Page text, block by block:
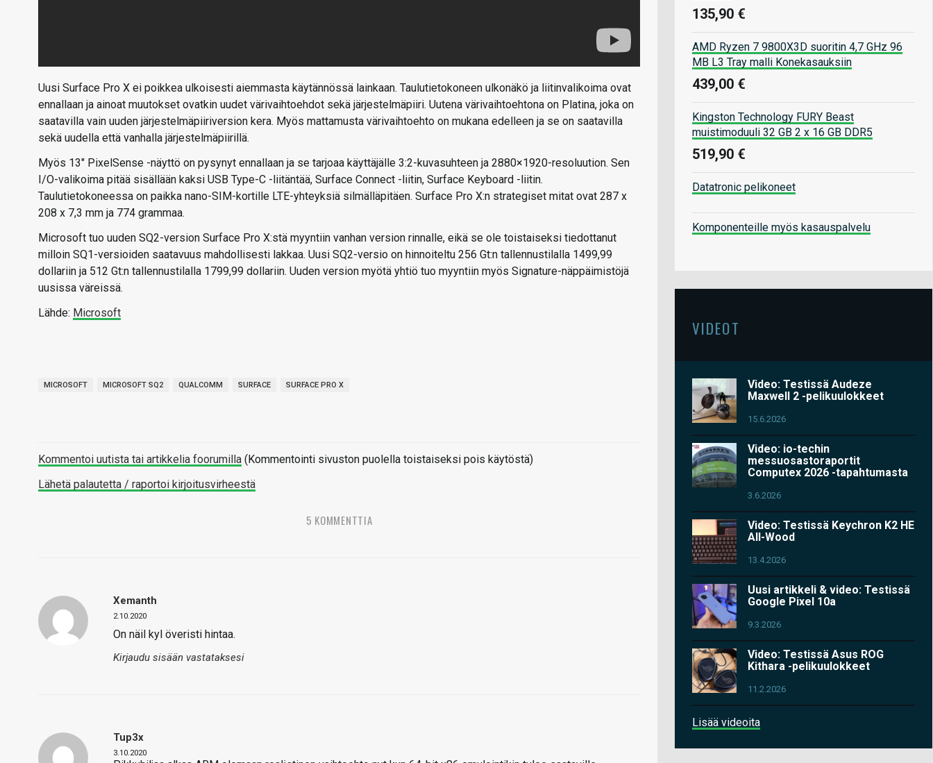
Uusi Surface Pro X ei poikkea ulkoisesti aiemmasta käytännössä lainkaan. Taulutietokoneen ulkonäkö ja liitinvalikoima ovat
ennallaan ja ainoat muutokset ovatkin uudet värivaihtoehdot sekä järjestelmäpiiri. Uutena värivaihtoehtona on Platina, joka on
saatavilla vain uuden järjestelmäpiiriversion kera. Myös mattamusta värivaihtoehto on mukana edelleen ja se on saatavilla
sekä uudella että vanhalla järjestelmäpiirillä.
Myös 13″ PixelSense -näyttö on pysynyt ennallaan ja se tarjoaa käyttäjälle 3:2-kuvasuhteen ja 2880×1920-resoluution. Sen
I/O-valikoima pitää sisällään kaksi USB Type-C -liitäntää, Surface Connect -liitin, Surface Keyboard -liitin.
Taulutietokoneessa on paikka nano-SIM-kortille LTE-yhteyksiä silmälläpitäen. Surface Pro X:n strategiset mitat ovat 287 x
208 x 7,3 mm ja 774 grammaa.
Microsoft tuo uuden SQ2-version Surface Pro X:stä myyntiin vanhan version rinnalle, eikä se ole toistaiseksi tiedottanut
milloin SQ1-versioiden saatavuus mahdollisesti lakkaa. Uusi SQ2-versio on hinnoiteltu 256 Gt:n tallennustilalla 1499,99
dollariin ja 512 Gt:n tallennustilalla 1799,99 dollariin. Uuden version myötä yhtiö tuo myyntiin myös Signature-näppäimistöjä
uusissa väreissä.
Lähde: Microsoft
MICROSOFT MICROSOFT SQ2 QUALCOMM SURFACE SURFACE PRO X
Kommentoi uutista tai artikkelia foorumilla (Kommentointi sivuston puolella toistaiseksi pois käytöstä)
Lähetä palautetta / raportoi kirjoitusvirheestä
5 KOMMENTTIA
Xemanth
2.10.2020
On näil kyl överisti hintaa.
Kirjaudu sisään vastataksesi
Tup3x
3.10.2020
135,90 €
AMD Ryzen 7 9800X3D suoritin 4,7 GHz 96
MB L3 Tray malli Konekasauksiin
439,00 €
Kingston Technology FURY Beast
muistimoduuli 32 GB 2 x 16 GB DDR5
519,90 €
Datatronic pelikoneet
Komponenteille myös kasauspalvelu
VIDEOT
Video: Testissä Audeze
Maxwell 2 -pelikuulokkeet
15.6.2026
Video: io-techin
messuosastoraportit
Computex 2026 -tapahtumasta
3.6.2026
Video: Testissä Keychron K2 HE
All-Wood
13.4.2026
Uusi artikkeli & video: Testissä
Google Pixel 10a
9.3.2026
Video: Testissä Asus ROG
Kithara -pelikuulokkeet
11.2.2026
Lisää videoita